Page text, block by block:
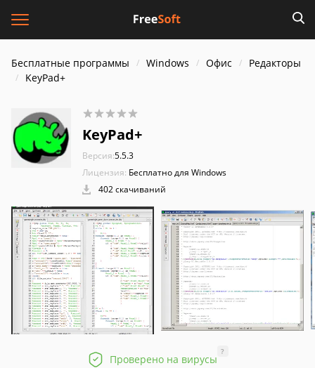
Бесплатные программы Windows Офис
Редакторы
KeyPad+
KeyPad+
Версия:5.5.3
Лицензия: Бесплатно для Windows
402 скачиваний
Проверено на вирусы
?